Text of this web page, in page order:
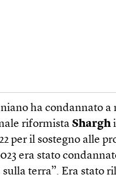
ha condannato a
riformistaShargh
per il sostegno alle
era stato
terra”. Era stato